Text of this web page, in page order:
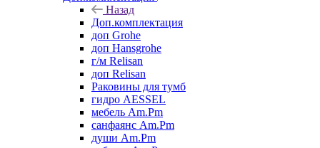
Назад
Доп.комплектация
доп Grohe
доп Hansgrohe
г/м Relisan
доп Relisan
Раковины для тумб
гидро AESSEL
мебель Am.Pm
санфаянс Am.Pm
души Am.Pm